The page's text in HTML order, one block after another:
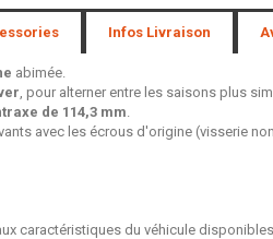
Infos Livraison
abimée.
, pour alterner entre les saisons plus
de 114,3 mm
avec les écrous d'origine (visserie
caractéristiques du véhicule